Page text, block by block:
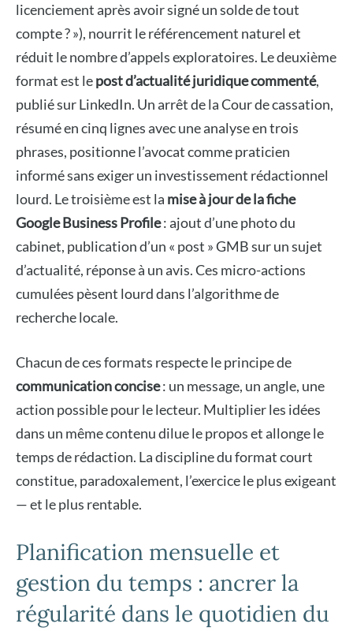
licenciement après avoir signé un solde de tout
compte ? »), nourrit le référencement naturel et
réduit le nombre d’appels exploratoires. Le deuxième
format est lepost d’actualité juridique commenté,
publié sur LinkedIn. Un arrêt de la Cour de cassation,
résumé en cinq lignes avec une analyse en trois
phrases, positionne l’avocat comme praticien
informé sans exiger un investissement rédactionnel
lourd. Le troisième est la mise à jour de la fiche
Google Business Profile: ajout d’une photo du
cabinet, publication d’un « post » GMB sur un sujet
d’actualité, réponse à un avis. Ces micro-actions
cumulées pèsent lourd dans l’algorithme de
recherche locale.
Chacun de ces formats respecte le principe de
communication concise: un message, un angle, une
action possible pour le lecteur. Multiplier les idées
dans un même contenu dilue le propos et allonge le
temps de rédaction. La discipline du format court
constitue, paradoxalement, l’exercice le plus exigeant
— et le plus rentable.
Planification mensuelle et
gestion du temps : ancrer la
régularité dans le quotidien du